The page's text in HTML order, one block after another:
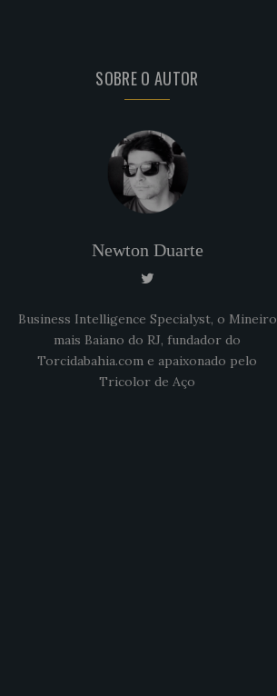
SOBRE O AUTOR
Newton Duarte
Business Intelligence Specialyst, o Mineiro
mais Baiano do RJ, fundador do
Torcidabahia.com e apaixonado pelo
Tricolor de Aço